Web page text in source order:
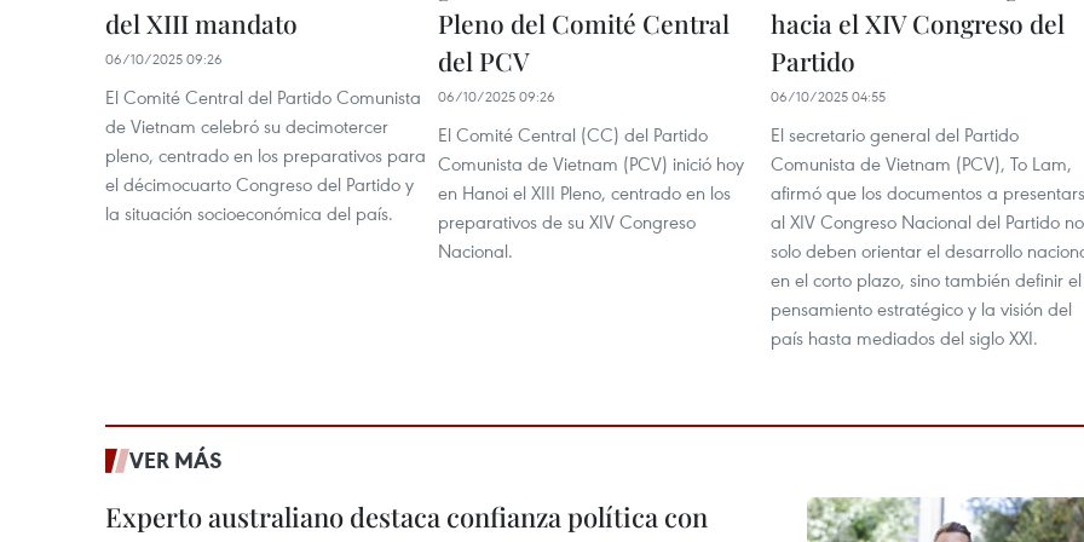
del XIII mandato
06/10/2025 09:26
El Comité Central del Partido Comunista
de Vietnam celebró su decimotercer
pleno, centrado en los preparativos para
el décimocuarto Congreso del Partido y
la situación socioeconómica del país.
Pleno del Comité Central
del PCV
06/10/2025 09:26
El Comité Central (CC) del Partido
Comunista de Vietnam (PCV) inició hoy
en Hanoi el XIII Pleno, centrado en los
preparativos de su XIV Congreso
Nacional.
hacia el XIV Congreso del
Partido
06/10/2025 04:55
El secretario general del Partido
Comunista de Vietnam (PCV), To Lam,
afirmó que los documentos a
al XIV Congreso Nacional del Partido no
solo deben orientar el desarrollo
en el corto plazo, sino también definir el
pensamiento estratégico y la visión del
país hasta mediados del siglo XXI.
VER MÁS
Experto australiano destaca confianza política con